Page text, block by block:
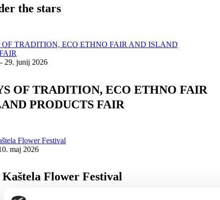
the stars
29. junij 2026
OF TRADITION, ECO ETHNO FAIR
PRODUCTS FAIR
maj 2026
Kaštela Flower Festival